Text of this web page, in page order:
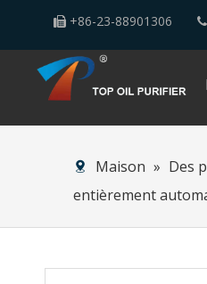
 +86-23-88901306 
Maison » Des
entièrement